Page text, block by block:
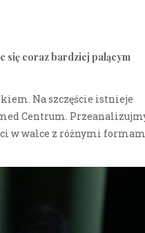
się coraz bardziej palącym
Na szczęście istnieje
Centrum.
w walce z różnymi